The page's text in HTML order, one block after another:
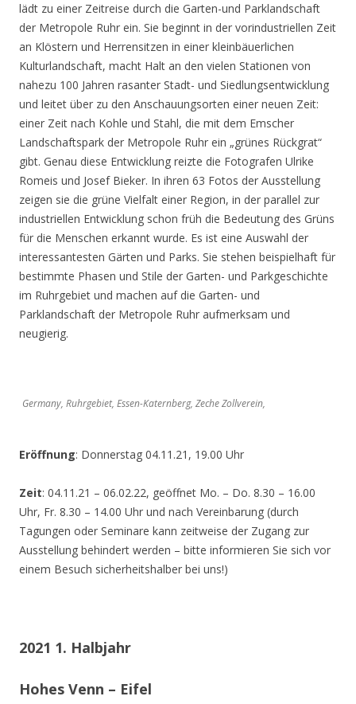
lädt zu einer Zeitreise durch die Garten-und Parklandschaft
der Metropole Ruhr ein. Sie beginnt in der vorindustriellen Zeit
an Klöstern und Herrensitzen in einer kleinbäuerlichen
Kulturlandschaft, macht Halt an den vielen Stationen von
nahezu 100 Jahren rasanter Stadt- und Siedlungsentwicklung
und leitet über zu den Anschauungsorten einer neuen Zeit:
einer Zeit nach Kohle und Stahl, die mit dem Emscher
Landschaftspark der Metropole Ruhr ein „grünes Rückgrat“
gibt. Genau diese Entwicklung reizte die Fotografen Ulrike
Romeis und Josef Bieker. In ihren 63 Fotos der Ausstellung
zeigen sie die grüne Vielfalt einer Region, in der parallel zur
industriellen Entwicklung schon früh die Bedeutung des Grüns
für die Menschen erkannt wurde. Es ist eine Auswahl der
interessantesten Gärten und Parks. Sie stehen beispielhaft für
bestimmte Phasen und Stile der Garten- und Parkgeschichte
im Ruhrgebiet und machen auf die Garten- und
Parklandschaft der Metropole Ruhr aufmerksam und
neugierig.
Germany, Ruhrgebiet, Essen-Katernberg, Zeche Zollverein,
Eröffnung: Donnerstag 04.11.21, 19.00 Uhr
Zeit: 04.11.21 – 06.02.22, geöffnet Mo. – Do. 8.30 – 16.00
Uhr, Fr. 8.30 – 14.00 Uhr und nach Vereinbarung (durch
Tagungen oder Seminare kann zeitweise der Zugang zur
Ausstellung behindert werden – bitte informieren Sie sich vor
einem Besuch sicherheitshalber bei uns!)
2021 1. Halbjahr
Hohes Venn – Eifel